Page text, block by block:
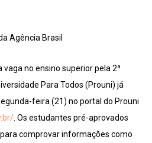
Agência Brasil
no ensino superior pela 2ª
Para Todos (Prouni) já
feira (21) no portal do Prouni
. Os estudantes pré-aprovados
comprovar informações como